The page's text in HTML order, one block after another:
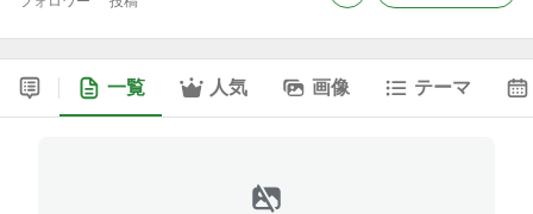
一覧 人気 画像 テーマ